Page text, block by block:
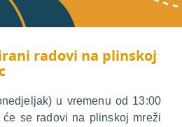
radovi na plinskoj
u vremenu od 13:00
se radovi na plinskoj mreži